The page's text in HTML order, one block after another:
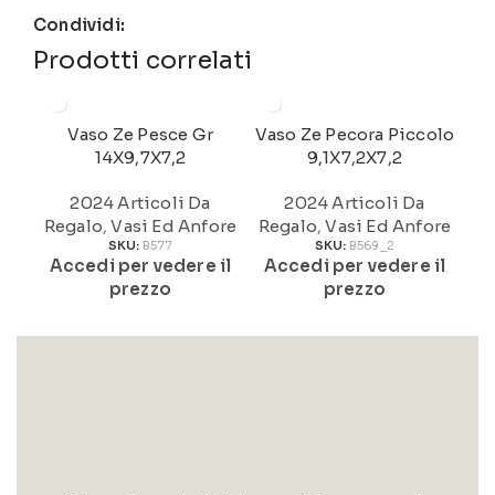
Condividi:
Prodotti correlati
Vaso Ze Pesce Gr
14X9,7X7,2
2024 Articoli Da
Regalo,Vasi Ed Anfore
SKU: B577
Accedi per vedere il
prezzo
Vaso Ze Pecora Piccolo
9,1X7,2X7,2
2024 Articoli Da
Regalo,Vasi Ed Anfore
SKU: B569_2
Accedi per vedere il
prezzo